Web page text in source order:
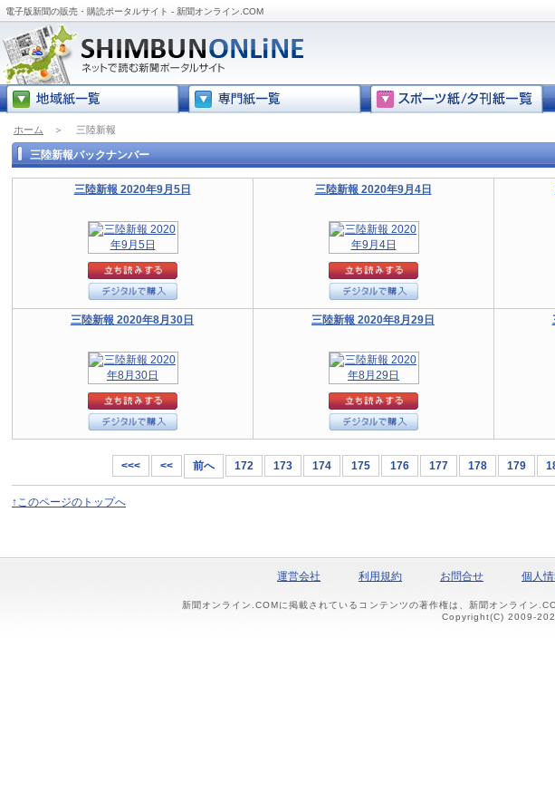
電子版新聞の販売・購読ポータルサイト - 新聞オンライン.COM
ホーム ＞ 三陸新報
三陸新報バックナンバー
三陸新報 2020年9月5日 三陸新報 2020年9月4日
三陸新報 2020年8月30日 三陸新報 2020年8月29日
<<< << 前へ 172 173 174 175 176 177 178 179
↑このページのトップへ
運営会社 利用規約 お問合せ 個人
新聞オンライン.COMに掲載されているコンテンツの著作権は、新聞オンライン
Copyright(C) 2009-